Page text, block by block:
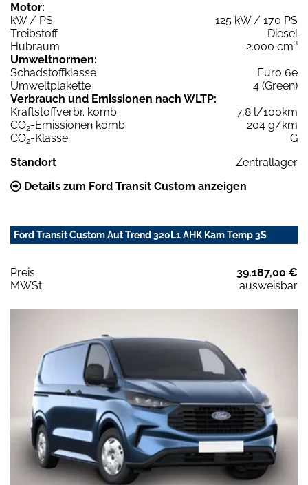
Motor:
kW / PS
125 kW / 170 PS
Treibstoff
Diesel
Hubraum
2.000 cm³
Umweltnormen:
Schadstoffklasse
Euro 6e
Umweltplakette
4 (Green)
Verbrauch und Emissionen nach WLTP:
Kraftstoffverbr. komb.
7,8 l/100km
CO2-Emissionen komb.
204 g/km
CO2-Klasse
G
Standort
Zentrallager
Details zum Ford Transit Custom anzeigen
Ford Transit Custom Aut Trend 320L1 AHK Kam Temp 3S
Preis:
39.187,00 €
MWSt:
ausweisbar